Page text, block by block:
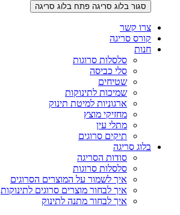
סגור בלוג סריגה פתח בלוג סריגה
צרו קשר
קורס סריגה
חנות
סלסלות סרוגות
סלי כביסה
שטיחים
שמיכות לתינוקות
ארגוניות למיטת תינוק
מחזיקי מוצץ
מתלי עין
תיקים סרוגים
בלוג סריגה
סודות הסריגה
סלסלות סרוגות
איך לשמור על המוצרים הסרוגים
איך לבחור מוצרים סרוגים לתינוקות
איך לבחור מתנה לתינוק